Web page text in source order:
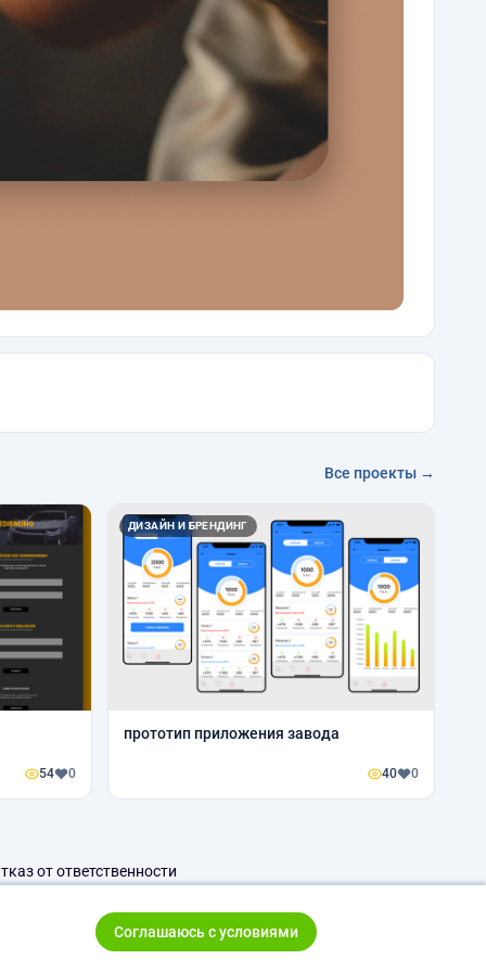
Все проекты →
54 0
ДИЗАЙН И БРЕНДИНГ
прототип приложения завода
40 0
от ответственности
Соглашаюсь с условиями